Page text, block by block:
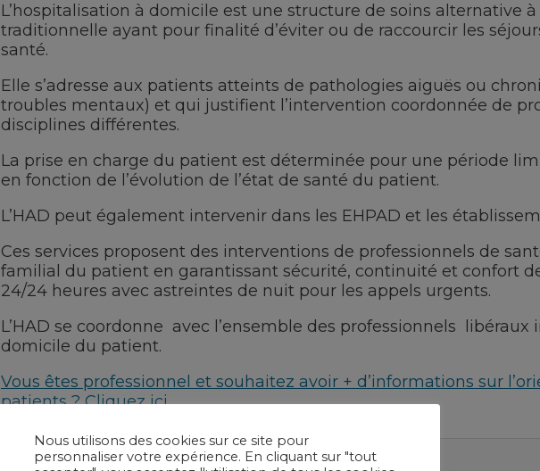
L’hospitalisation à domicile est une structure de soins alternative à
traditionnelle ayant pour finalité d’éviter ou de raccourcir les
santé.
Elle s’adresse aux patients atteints de pathologies aiguës ou
troubles mentaux) et qui justifient l’intervention coordonnée de
disciplines différentes.
La prise en charge du patient est déterminée pour une période
en fonction de l’évolution de l’état de santé du patient.
L’HAD peut également intervenir dans les EHPAD et les
Ces services proposent des interventions de professionnels de
familial du patient en garantissant sécurité, continuité et confort
24/24 heures avec astreintes de nuit pour les appels urgents.
L’HAD se coordonne avec l’ensemble des professionnels
domicile du patient.
Vous êtes professionnel et souhaitez avoir + d’informations sur
patients ? Cliquez ici.
Hospitalisation à domicile (HAD)
Nous utilisons des cookies sur ce site pour
personnaliser votre expérience. En cliquant sur "tout